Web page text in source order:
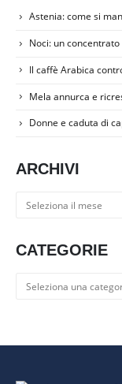
Astenia: come si
Noci: un
Il caffè Arabica
Mela annurca e
Donne e caduta di
ARCHIVI
Archivi
CATEGORIE
Categorie